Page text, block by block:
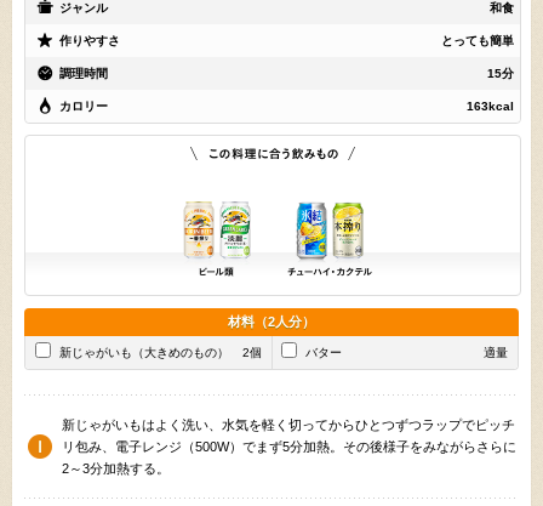
ジャンル 和食
作りやすさ とっても簡単
調理時間 15分
カロリー 163kcal
材料（2人分）
新じゃがいも（大きめのもの） 2個 バター 適量
新じゃがいもはよく洗い、水気を軽く切ってからひとつずつラップでピッチ
リ包み、電子レンジ（500W）でまず5分加熱。その後様子をみながらさらに
2～3分加熱する。